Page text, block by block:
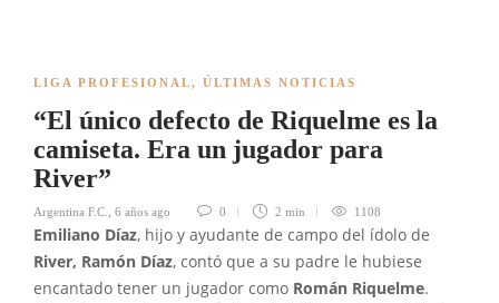
LIGA PROFESIONAL, ÚLTIMAS NOTICIAS
“El único defecto de Riquelme es la
camiseta. Era un jugador para
River”
Argentina F.C. 6 años ago 0 2 min 1108
Emiliano Díaz, hijo y ayudante de campo del ídolo de
River, Ramón Díaz, contó que a su padre le hubiese
encantado tener un jugador como Román Riquelme.